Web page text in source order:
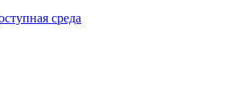
среда